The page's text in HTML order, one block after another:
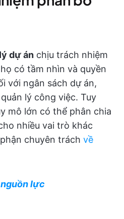
dự án chịu trách nhiệm
có tầm nhìn và quyền
với ngân sách dự án,
lý công việc. Tuy
mô lớn có thể phân chia
nhiều vai trò khác
chuyên trách về
lực